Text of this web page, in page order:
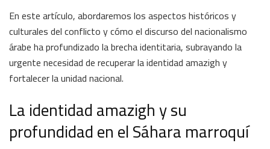
En este artículo, abordaremos los aspectos históricos y
culturales del conflicto y cómo el discurso del nacionalismo
árabe ha profundizado la brecha identitaria, subrayando la
urgente necesidad de recuperar la identidad amazigh y
fortalecer la unidad nacional.
La identidad amazigh y su
profundidad en el Sáhara marroquí